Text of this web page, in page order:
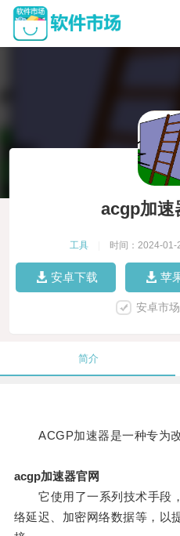
acgp加速
工具 时间：2024-01-
安卓下载 苹
安卓市
简介
ACGP加速器是一种专为改
acgp加速器官网
它使用了一系列技术手段
络延迟、加密网络数据等，以